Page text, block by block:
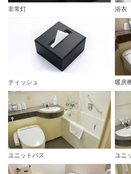
非常灯 浴衣
ティッシュ 暖房
ユニットバス ユニ